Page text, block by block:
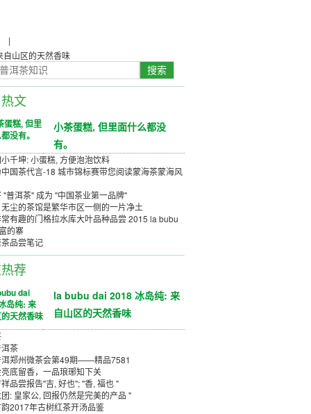
|
山区的天然香味
文
小茶蛋糕, 但里面什么都没
有。
千坤: 小蛋糕, 方便泡泡饮料
国茶代言-18 城市锦标赛带您阅读蒙海茶蒙海风
"普洱茶" 成为 "中国茶业第一品牌"
尘的茶馆是繁华市区一侧的一片净土
有趣的门格拉水库大叶品种品尝 2015 la bubu
的寨
品尝笔记
荐
la bubu dai 2018 冰岛纯: 来
自山区的天然香味
茶
洱郑州微茶会第49期——精品7581
底留香，一品琅琊知下关
品尝报告"吉, 好也"; "香, 福也 "
: 皇家公, 回报仍然是完美的产品 "
2017年古树红茶开汤品鉴